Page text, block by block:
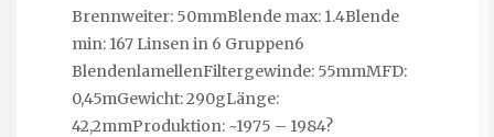
Brennweiter: 50mmBlende max: 1.4Blende
min: 167 Linsen in 6 Gruppen6
BlendenlamellenFiltergewinde: 55mmMFD:
0,45mGewicht: 290gLänge:
42,2mmProduktion: ~1975 – 1984?